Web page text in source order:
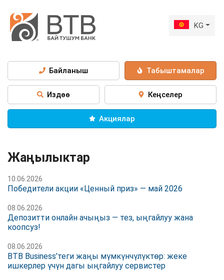
KG
Байланыш Табыштамалар
Издөө Кеңселер
Акциялар
Жаңылыктар
10.06.2026
Победители акции «Ценный приз» — май 2026
08.06.2026
Депозитти онлайн ачыңыз — тез, ыңгайлуу жана
коопсуз!
08.06.2026
BTB Business’теги жаңы мүмкүнчүлүктөр: жеке
ишкерлер үчүн дагы ыңгайлуу сервистер